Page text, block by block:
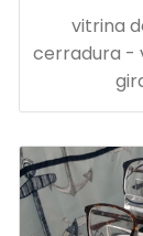
vitrina
cerradura -